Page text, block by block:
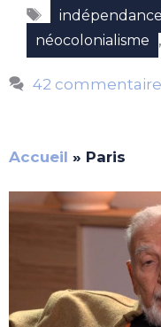
Étiquettes
indépendance
néocolonialisme ,
42
Accueil » Paris